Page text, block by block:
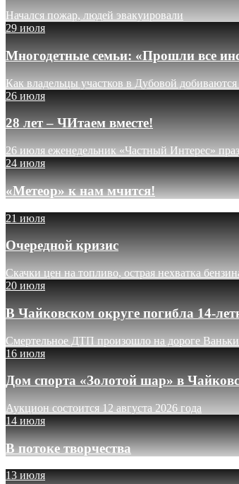
Начался пожар, людей эвакуировали
29 июля
Многодетные семьи: «Прошли все
Как владельцы участков в Дубовой добиваются
26 июля
28 лет – ЧИтаем вместе!
26 июля еженедельник «Частный Интерес»
24 июля
«Метеор» к нам мчится!
21 июля
Очередной кризис
Скачки цен на топливо, острая нехватка
20 июля
В Чайковском округе погибла 14-
Смертельное ДТП произошло на дороге
16 июля
Дом спорта «Золотой шар» в
Аукцион состоится 12 августа 2026 года
14 июля
В потоке творчества
13 июля